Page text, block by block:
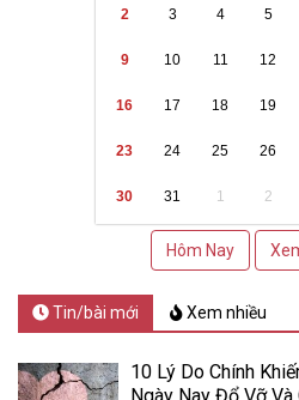
2 3 4 5
9 10 11 12
16 17 18 19
23 24 25 26
30 31 1 2
Hôm Nay
Tin/bài mới Xem nhiều
10 Lý Do Chính